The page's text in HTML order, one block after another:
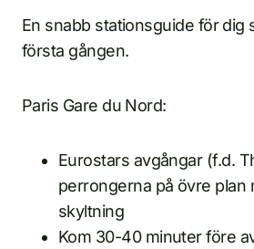
En snabb stationsguide för dig
första gången.
Paris Gare du Nord:
Eurostars avgångar (f.d.
perrongerna på övre plan
skyltning
Kom 30-40 minuter före